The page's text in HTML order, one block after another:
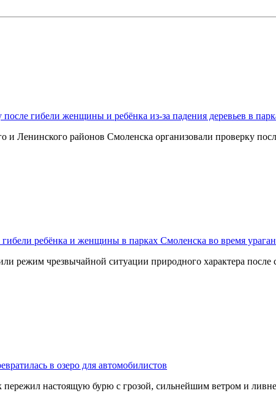
после гибели женщины и ребёнка из-за падения деревьев в
Ленинского районов Смоленска организовали проверку
ребёнка и женщины в парках Смоленска во время
режим чрезвычайной ситуации природного характера
в озеро для автомобилистов
пережил настоящую бурю с грозой, сильнейшим ветром и